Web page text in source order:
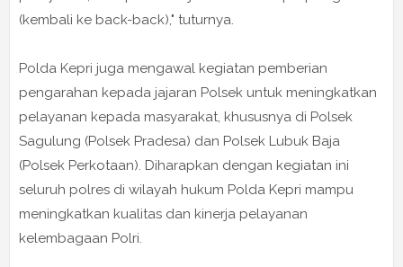
(kembali ke back-back)," tuturnya.
Polda Kepri juga mengawal kegiatan pemberian
pengarahan kepada jajaran Polsek untuk meningkatkan
pelayanan kepada masyarakat, khususnya di Polsek
Sagulung (Polsek Pradesa) dan Polsek Lubuk Baja
(Polsek Perkotaan). Diharapkan dengan kegiatan ini
seluruh polres di wilayah hukum Polda Kepri mampu
meningkatkan kualitas dan kinerja pelayanan
kelembagaan Polri.